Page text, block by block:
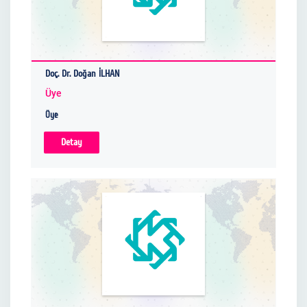
Doç. Dr. Doğan İLHAN
Üye
Üye
Detay